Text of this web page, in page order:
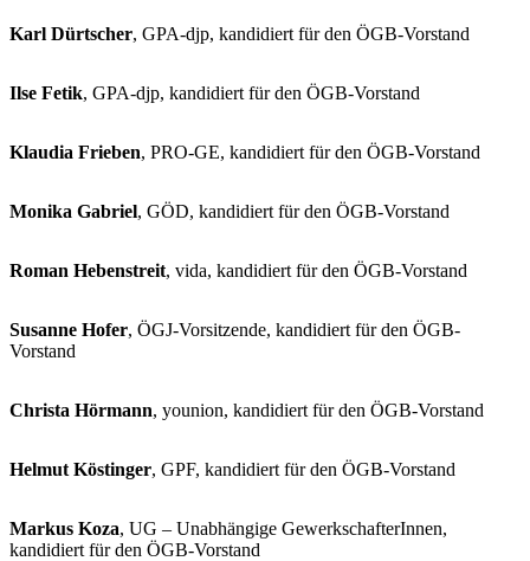
Karl Dürtscher, GPA-djp, kandidiert für den ÖGB-Vorstand
Ilse Fetik, GPA-djp, kandidiert für den ÖGB-Vorstand
Klaudia Frieben, PRO-GE, kandidiert für den ÖGB-Vorstand
Monika Gabriel, GÖD, kandidiert für den ÖGB-Vorstand
Roman Hebenstreit, vida, kandidiert für den ÖGB-Vorstand
Susanne Hofer, ÖGJ-Vorsitzende, kandidiert für den ÖGB-
Vorstand
Christa Hörmann, younion, kandidiert für den ÖGB-Vorstand
Helmut Köstinger, GPF, kandidiert für den ÖGB-Vorstand
Markus Koza, UG – Unabhängige GewerkschafterInnen,
kandidiert für den ÖGB-Vorstand